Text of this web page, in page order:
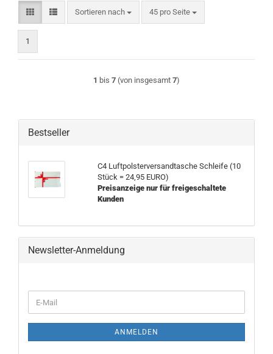
Sortieren nach
Sortieren nach 45 pro Seite
pro Seite
1
1 bis 7 (von insgesamt 7)
Bestseller
C4 Luftpolsterversandtasche Schleife (10
Stück = 24,95 EURO)
Preisanzeige nur für freigeschaltete
Kunden
Newsletter-Anmeldung
ZUR
E-
Mail
ANMELDEN